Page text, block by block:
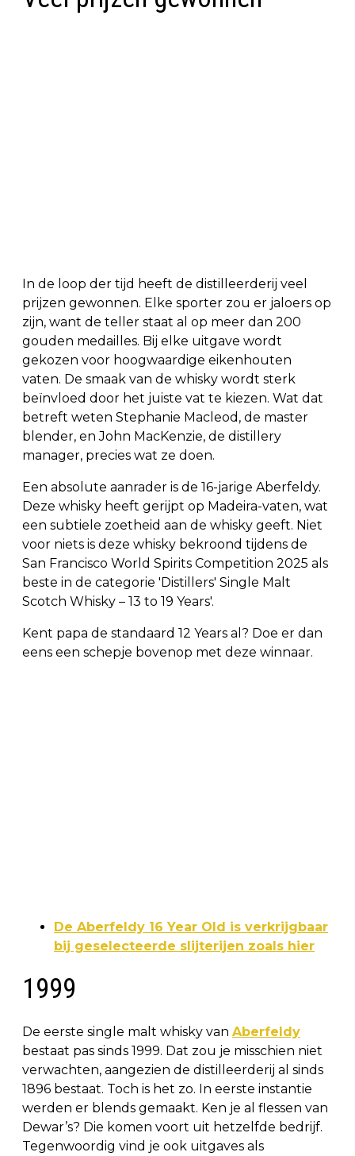
In de loop der tijd heeft de distilleerderij veel
prijzen gewonnen. Elke sporter zou er jaloers op
zijn, want de teller staat al op meer dan 200
gouden medailles. Bij elke uitgave wordt
gekozen voor hoogwaardige eikenhouten
vaten. De smaak van de whisky wordt sterk
beïnvloed door het juiste vat te kiezen. Wat dat
betreft weten Stephanie Macleod, de master
blender, en John MacKenzie, de distillery
manager, precies wat ze doen.
Een absolute aanrader is de 16-jarige Aberfeldy.
Deze whisky heeft gerijpt op Madeira-vaten, wat
een subtiele zoetheid aan de whisky geeft. Niet
voor niets is deze whisky bekroond tijdens de
San Francisco World Spirits Competition 2025 als
beste in de categorie 'Distillers' Single Malt
Scotch Whisky – 13 to 19 Years'.
Kent papa de standaard 12 Years al? Doe er dan
eens een schepje bovenop met deze winnaar.
De Aberfeldy 16 Year Old is verkrijgbaar
bij geselecteerde slijterijen zoals hier
1999
De eerste single malt whisky van Aberfeldy
bestaat pas sinds 1999. Dat zou je misschien niet
verwachten, aangezien de distilleerderij al sinds
1896 bestaat. Toch is het zo. In eerste instantie
werden er blends gemaakt. Ken je al flessen van
Dewar’s? Die komen voort uit hetzelfde bedrijf.
Tegenwoordig vind je ook uitgaves als